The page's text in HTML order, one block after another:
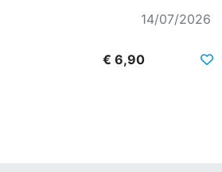
14/07/2026
€ 6,90